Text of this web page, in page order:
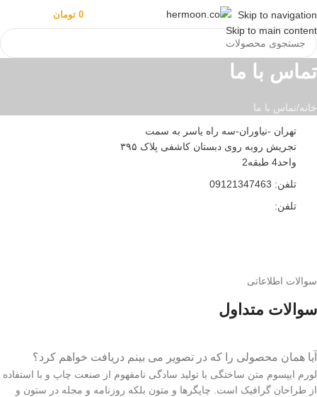
Skip to navigation
Skip to main content
منو 0 تومان
تماس با ما
خانه تماس با ما
تهران -نیاوران-سه راه یاسر به سمت
تجریش روبه روی دبستان کاشفی پلاک ۳۹۵
واحد4 طبقه2
تلفن: 09121347463
تلفن:
سوالات اطلاعاتی
سوالات متداول
آیا همان محصولی را که در تصویر می بینم دریافت خواهم کرد؟
لورم ایپسوم متن ساختگی با تولید سادگی نامفهوم از صنعت چاپ و با استفاده
از طراحان گرافیک است. چاپگرها و متون بلکه روزنامه و مجله در ستون و